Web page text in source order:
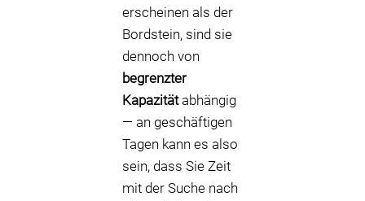
erscheinen als der
Bordstein, sind sie
dennoch von
begrenzter
Kapazitätabhängig
— an geschäftigen
Tagen kann es also
sein, dass Sie Zeit
mit der Suche nach